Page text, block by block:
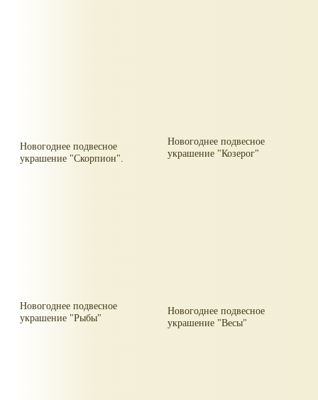
Новогоднее подвесное
украшение "Скорпион".
Новогоднее подвесное
украшение "Козерог"
Новогоднее подвесное
украшение "Рыбы"
Новогоднее подвесное
украшение "Весы"